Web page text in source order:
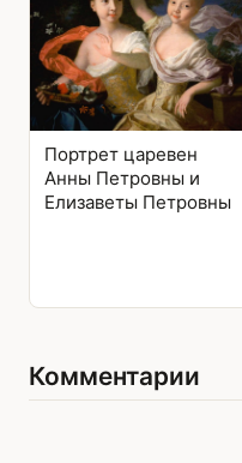
Портрет царевен
Анны Петровны и
Елизаветы Петровны
Комментарии